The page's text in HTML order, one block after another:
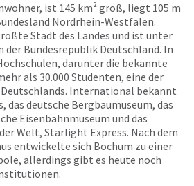
ist 145 km² groß, liegt 105 m
Nordrhein-Westfalen.
Stadt des Landes und ist unter
Bundesrepublik Deutschland. In
darunter die bekannte
als 30.000 Studenten, eine der
International bekannt
das deutsche Bergbaumuseum, das
Eisenbahnmuseum und das
Welt, Starlight Express. Nach dem
entwickelte sich Bochum zu einer
allerdings gibt es heute noch